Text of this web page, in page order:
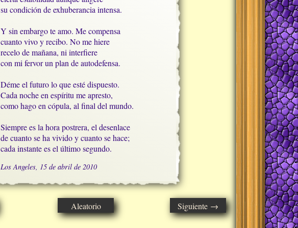
su condición de exhuberancia intensa.
Y sin embargo te amo. Me compensa
cuanto vivo y recibo. No me hiere
recelo de mañana, ni interfiere
con mi fervor un plan de autodefensa.
Déme el futuro lo que esté dispuesto.
Cada noche en espíritu me apresto,
como hago en cópula, al final del mundo.
Siempre es la hora postrera, el desenlace
de cuanto se ha vivido y cuanto se hace;
cada instante es el último segundo.
Los Angeles, 15 de abril de 2010
Aleatorio Siguiente →